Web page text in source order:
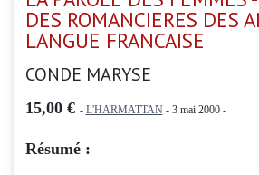
DES ROMANCIERES DES
LANGUE FRANCAISE
CONDE MARYSE
15,00 € - L'HARMATTAN- 3 mai 2000 -
Résumé :